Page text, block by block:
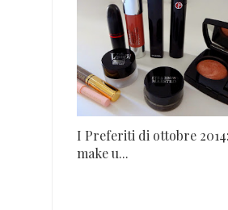
I Preferiti di ottobre 2014:
make u...